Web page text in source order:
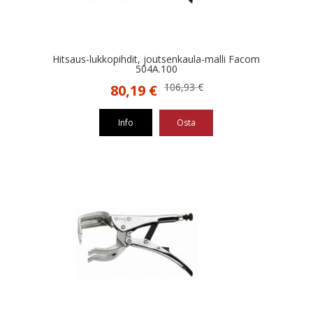
Hitsaus-lukkopihdit, joutsenkaula-malli Facom
504A.100
106,93€
Alkuperäinen
106,93 €.
80,19 €Nykyinen
80,19 €.
Info Osta